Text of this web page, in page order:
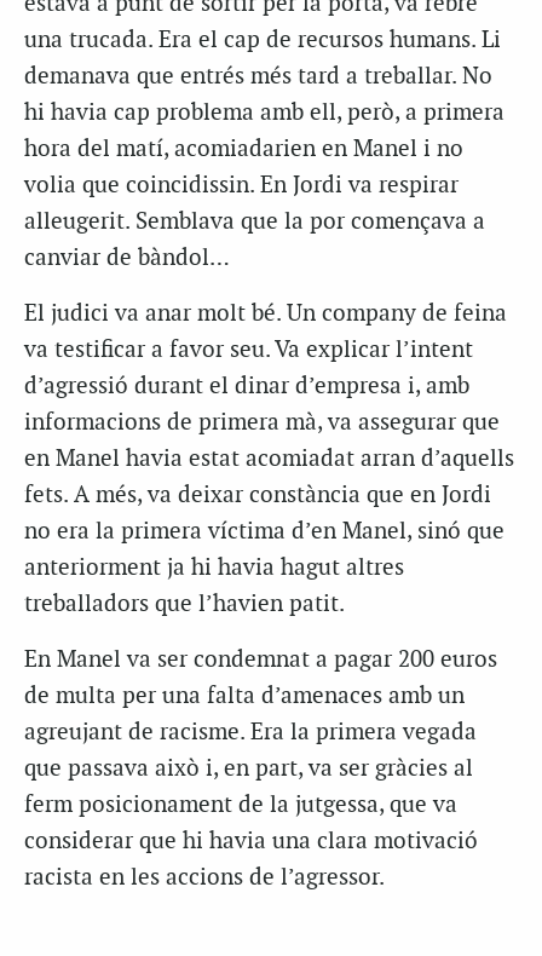
una trucada. Era el cap de recursos humans. Li
demanava que entrés més tard a treballar. No
hi havia cap problema amb ell, però, a primera
hora del matí, acomiadarien en Manel i no
volia que coincidissin. En Jordi va respirar
alleugerit. Semblava que la por començava a
canviar de bàndol…
El judici va anar molt bé. Un company de feina
va testificar a favor seu. Va explicar l’intent
d’agressió durant el dinar d’empresa i, amb
informacions de primera mà, va assegurar que
en Manel havia estat acomiadat arran d’aquells
fets. A més, va deixar constància que en Jordi
no era la primera víctima d’en Manel, sinó que
anteriorment ja hi havia hagut altres
treballadors que l’havien patit.
En Manel va ser condemnat a pagar 200 euros
de multa per una falta d’amenaces amb un
agreujant de racisme. Era la primera vegada
que passava això i, en part, va ser gràcies al
ferm posicionament de la jutgessa, que va
considerar que hi havia una clara motivació
racista en les accions de l’agressor.